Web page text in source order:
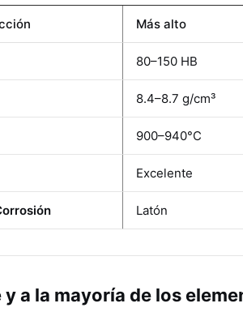
Más alto
80–150 HB
8.4–8.7 g/cm³
900–940°C
Excelente
Latón
y a la mayoría de los